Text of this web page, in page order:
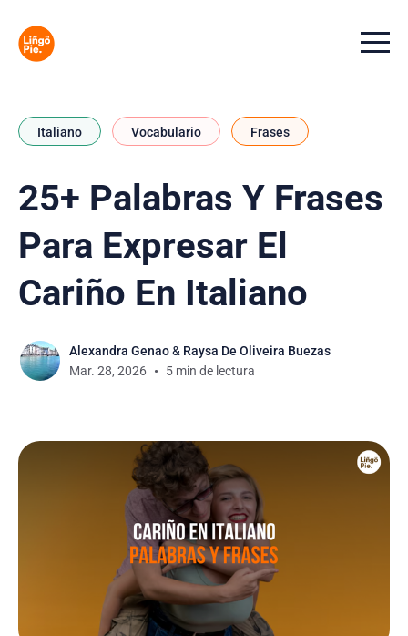
Menu
Italiano Vocabulario Frases
25+ Palabras Y Frases
Para Expresar El
Cariño En Italiano
Alexandra Genao& Raysa De Oliveira Buezas
Mar. 28, 2026
5 min de lectura